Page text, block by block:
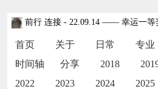
前行 连接- 22.09.14 —— 幸运一等
首页 关于 日常 专业
时间轴
分享 2018
2022
2023 2024 2025